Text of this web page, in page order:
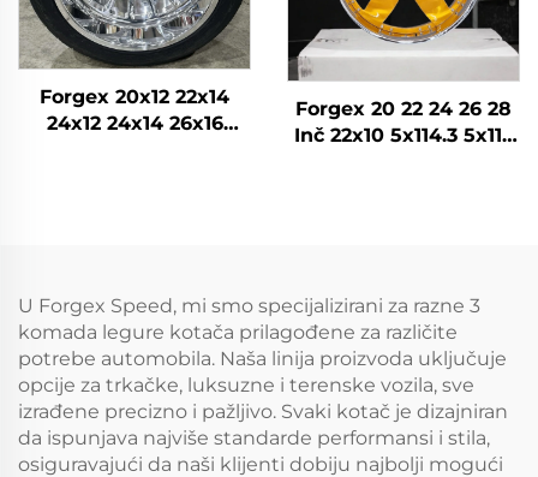
Forgex 20x12 22x14
24x12 24x14 26x16
Forgex 20 22 24 26 28
Inč 22x10 5x114.3 5x115
U Forgex Speed, mi smo specijalizirani za razne 3
komada legure kotača prilagođene za različite
potrebe automobila. Naša linija proizvoda uključuje
opcije za trkačke, luksuzne i terenske vozila, sve
izrađene precizno i pažljivo. Svaki kotač je dizajniran
da ispunjava najviše standarde performansi i stila,
osiguravajući da naši klijenti dobiju najbolji mogući